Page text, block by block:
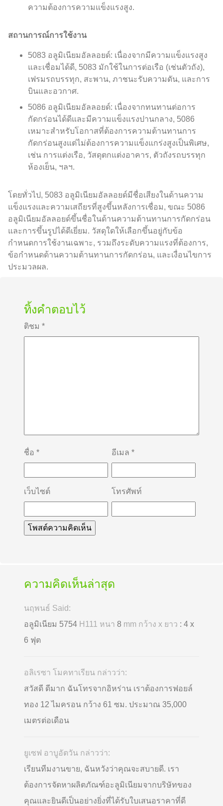
ความต้องการความแข็งแรงสูง.
สถานการณ์การใช้งาน
5083 อลูมิเนียมอัลลอยด์: เนื่องจากมีความแข็งแรงสูง
และเชื่อมได้ดี, 5083 มักใช้ในการต่อเรือ (เช่นตัวถัง),
เฟรมรถบรรทุก, สะพาน, ภาชนะรับความดัน, และการ
บินและอวกาศ.
5086 อลูมิเนียมอัลลอยด์: เนื่องจากทนทานต่อการ
กัดกร่อนได้ดีและมีความแข็งแรงปานกลาง, 5086
เหมาะสำหรับโอกาสที่ต้องการความต้านทานการ
กัดกร่อนสูงแต่ไม่ต้องการความแข็งแกร่งสูงเป็นพิเศษ,
เช่น การแต่งเรือ, วัสดุตกแต่งอาคาร, ตัวถังรถบรรทุก
ห้องเย็น, ฯลฯ.
โดยทั่วไป, 5083 อลูมิเนียมอัลลอยด์มีชื่อเสียงในด้านความ
แข็งแรงและความเสถียรที่สูงขึ้นหลังการเชื่อม, ขณะ 5086
อลูมิเนียมอัลลอยด์ขึ้นชื่อในด้านความต้านทานการกัดกร่อน
และการขึ้นรูปได้ดีเยี่ยม. วัสดุใดให้เลือกขึ้นอยู่กับข้อ
กำหนดการใช้งานเฉพาะ, รวมถึงระดับความแรงที่ต้องการ,
ข้อกำหนดด้านความต้านทานการกัดกร่อน, และเงื่อนไขการ
ประมวลผล.
ทิ้งคำตอบไว้
ติชม *
ชื่อ * อีเมล *
เว็บไซต์ โทรศัพท์
ความคิดเห็นล่าสุด
นฤพนธ์ Said:
อลูมิเนียม 5754 H111 หนา 8 mm กว้าง x ยาว : 4 x
6 ฟุต
อลิเรซา โมคทาเรียน กล่าวว่า:
สวัสดี ดีมาก ฉันโทรจากอิหร่าน เราต้องการฟอยล์
ทอง 12 ไมครอน กว้าง 61 ซม. ประมาณ 35,000
เมตรต่อเดือน
ยูเซฟ อาบูอัตวัน กล่าวว่า:
เรียนทีมงานขาย, ฉันหวังว่าคุณจะสบายดี. เรา
ต้องการจัดหาผลิตภัณฑ์อะลูมิเนียมจากบริษัทของ
คุณและยินดีเป็นอย่างยิ่งที่ได้รับใบเสนอราคาที่ดี